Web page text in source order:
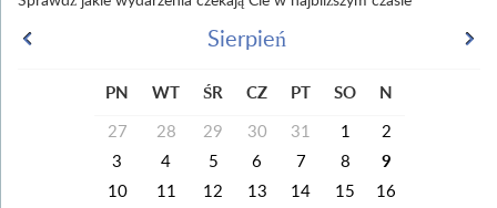
Sierpień
PN WT ŚR CZ PT SO N
27 28 29 30 31 1
2
3
4 5 6 7 8 9
10 11 12 13 14 15
16